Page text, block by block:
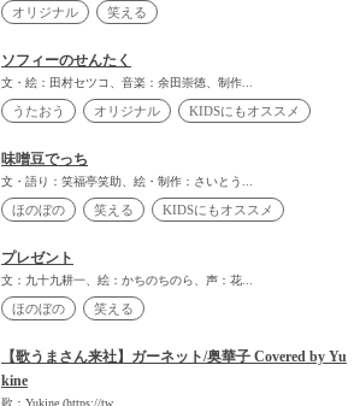
オリジナル 笑える
ソフィーのせんたく
文・絵：田村セツコ、音楽：余田崇徳、制作...
うたおう オリジナル KIDSにもオススメ
味噌豆でっち
文・語り：笑福亭笑助、絵・制作：さいとう...
ほのぼの 笑える KIDSにもオススメ
プレゼント
文：九十九耕一、絵：かちのちのら、声：花...
ほのぼの 笑える
【歌うまさん来社】ガーネット/奥華子 Covered by Yu
kine